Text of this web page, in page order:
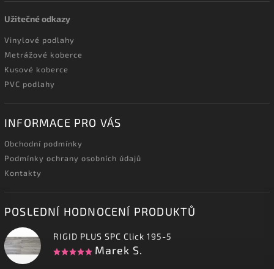
Užitečné odkazy
Vinylové podlahy
Metrážové koberce
Kusové koberce
PVC podlahy
INFORMACE PRO VÁS
Obchodní podmínky
Podmínky ochrany osobních údajů
Kontakty
POSLEDNÍ HODNOCENÍ PRODUKTŮ
RIGID PLUS SPC Click 195-5
Marek S.